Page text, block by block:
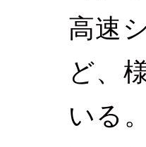
高速
ど、
いる。